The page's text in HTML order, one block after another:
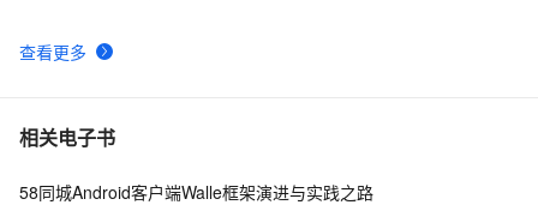
9 [Android]Activity跳转传递任意类型的数据、Activity为
10
查看更多
相关电子书
58同城Android客户端Walle框架演进与实践之路